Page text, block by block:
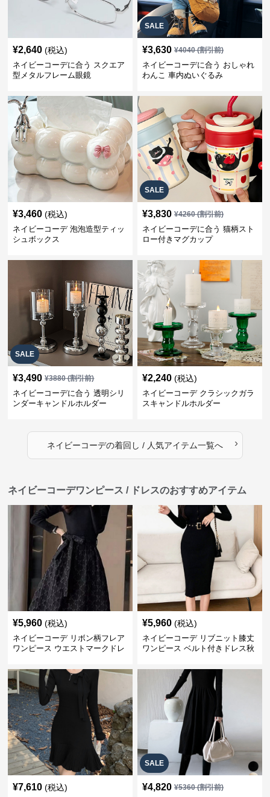
¥2,640 (税込)
ネイビーコーデに合う スクエア
型メタルフレーム眼鏡
SALE
¥3,630 ¥4040(割引前)
ネイビーコーデに合う おしゃれ
わんこ 車内ぬいぐるみ
¥3,460 (税込)
ネイビーコーデ 泡泡造型ティッ
シュボックス
SALE
¥3,830 ¥4260(割引前)
ネイビーコーデに合う 猫柄スト
ロー付きマグカップ
SALE
¥3,490 ¥3880(割引前)
ネイビーコーデに合う 透明シリ
ンダーキャンドルホルダー
¥2,240 (税込)
ネイビーコーデ クラシックガラ
スキャンドルホルダー
ネイビーコーデの着回し / 人気アイテム一覧へ ›
ネイビーコーデワンピース / ドレスのおすすめアイテム
¥5,960 (税込)
ネイビーコーデ リボン柄フレア
ワンピース ウエストマークドレ
¥5,960 (税込)
ネイビーコーデ リブニット膝丈
ワンピース ベルト付きドレス秋
¥7,610 (税込)
SALE
¥4,820 ¥5360(割引前)